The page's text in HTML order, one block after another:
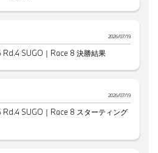
2026/07/19
SUGO｜Race 8 決勝結果
2026/07/19
SUGO｜Race 8 スターティング